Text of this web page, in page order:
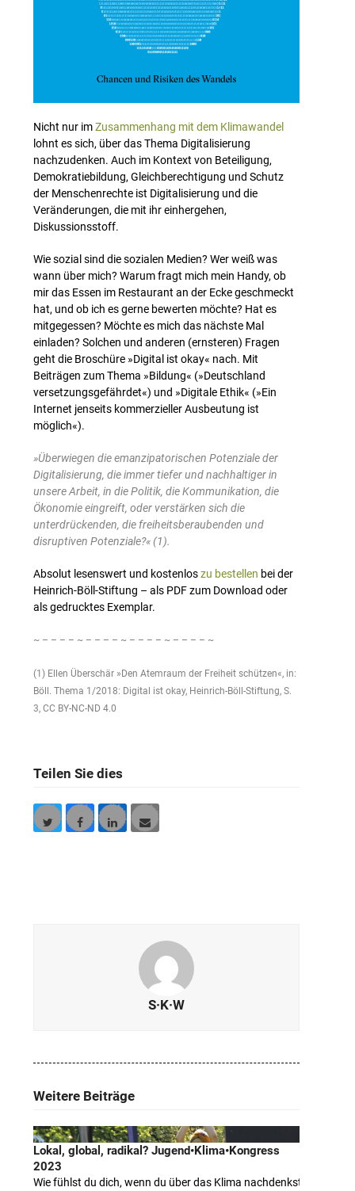
Nicht nur imZusammenhang mit dem Klimawandel
lohnt es sich, über das Thema Digitalisierung
nachzudenken. Auch im Kontext von Beteiligung,
Demokratiebildung, Gleichberechtigung und Schutz
der Menschenrechte ist Digitalisierung und die
Veränderungen, die mit ihr einhergehen,
Diskussionsstoff.
Wie sozial sind die sozialen Medien? Wer weiß was
wann über mich? Warum fragt mich mein Handy, ob
mir das Essen im Restaurant an der Ecke geschmeckt
hat, und ob ich es gerne bewerten möchte? Hat es
mitgegessen? Möchte es mich das nächste Mal
einladen? Solchen und anderen (ernsteren) Fragen
geht die Broschüre »Digital ist okay« nach. Mit
Beiträgen zum Thema »Bildung« (»Deutschland
versetzungsgefährdet«) und »Digitale Ethik« (»Ein
Internet jenseits kommerzieller Ausbeutung ist
möglich«).
»Überwiegen die emanzipatorischen Potenziale der
Digitalisierung, die immer tiefer und nachhaltiger in
unsere Arbeit, in die Politik, die Kommunikation, die
Ökonomie eingreift, oder verstärken sich die
unterdrückenden, die freiheitsberaubenden und
disruptiven Potenziale?« (1).
Absolut lesenswert und kostenloszu bestellen bei der
Heinrich-Böll-Stiftung – als PDF zum Download oder
als gedrucktes Exemplar.
~ – – – – ~ – – – – ~ – – – – ~ – – – – ~
(1) Ellen Überschär »Den Atemraum der Freiheit schützen«, in:
Böll. Thema 1/2018: Digital ist okay, Heinrich-Böll-Stiftung, S.
3, CC BY-NC-ND 4.0
Teilen Sie dies
S·K·W
Weitere Beiträge
Lokal, global, radikal? Jugend•Klima•Kongress
2023
Wie fühlst du dich, wenn du über das Klima nachdenkst?